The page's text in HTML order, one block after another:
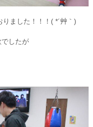
ました！！！( *´艸｀)
したが